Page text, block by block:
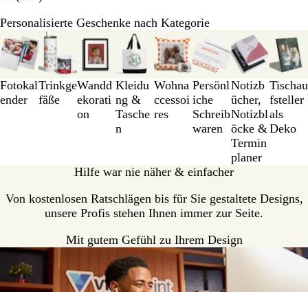
Personalisierte Geschenke nach Kategorie
Fotokal
ender
Trinkge
fäße
Wandd
ekorati
on
Kleidu
ng &
Tasche
n
Wohna
ccessoi
res
Persönl
iche
Schreib
waren
Notizb
ücher,
Notizbl
öcke &
Termin
planer
Tischau
fsteller
als
Deko
Galeriebilder
1
bis
3
von
Hilfe war nie näher & einfacher
Von kostenlosen Ratschlägen bis für Sie gestaltete Designs,
unsere Profis stehen Ihnen immer zur Seite.
Mit gutem Gefühl zu Ihrem Design